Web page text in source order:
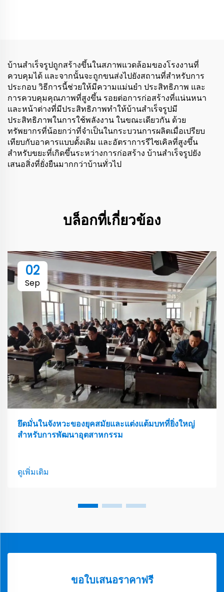
บ้านสำเร็จรูปถูกสร้างขึ้นในสภาพแวดล้อมของโรงงานที่
ควบคุมได้ และจากนั้นจะถูกขนส่งไปยังสถานที่สำหรับการ
ประกอบ วิธีการนี้ช่วยให้มีความแม่นยำ ประสิทธิภาพ และ
การควบคุมคุณภาพที่สูงขึ้น รอยต่อการก่อสร้างที่แน่นหนา
และหน้าต่างที่มีประสิทธิภาพทำให้บ้านสำเร็จรูปมี
ประสิทธิภาพในการใช้พลังงาน ในขณะเดียวกัน ด้วย
ทรัพยากรที่น้อยกว่าที่จำเป็นในกระบวนการผลิตเมื่อเปรียบ
เทียบกับอาคารแบบดั้งเดิม และอัตราการรีไซเคิลที่สูงขึ้น
สำหรับขยะที่เกิดขึ้นระหว่างการก่อสร้าง บ้านสำเร็จรูปยัง
เสนอสิ่งที่ยั่งยืนมากกว่าบ้านทั่วไป
บล็อกที่เกี่ยวข้อง
02
Sep
ยึดมั่นในจังหวะของยุคสมัยและแต่งแต้มบทที่ยิ่งใหญ่
สำหรับการพัฒนาอุตสาหกรรม
ดูเพิ่มเติม
ขอใบเสนอราคาฟรี